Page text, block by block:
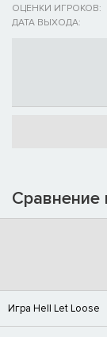
ОЦЕНКИ ИГРОКОВ:
ДАТА ВЫХОДА:
Сравнение
Игра Hell Let Loose